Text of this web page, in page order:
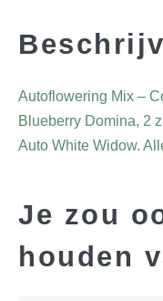
Autoflowering Mix –
Blueberry Domina, 2
Auto White Widow.
Je zou
houden